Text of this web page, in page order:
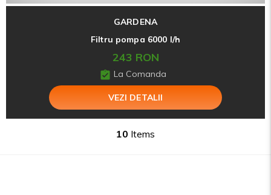
GARDENA
Filtru pompa 6000 l/h
243 RON
La Comanda
VEZI DETALII
10 Items